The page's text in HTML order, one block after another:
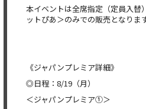
本イベントは全席指定（定員入替
ットぴあ＞のみでの販売となります
《ジャパンプレミア詳細》
◎日程：8/19（月）
＜ジャパンプレミア①＞